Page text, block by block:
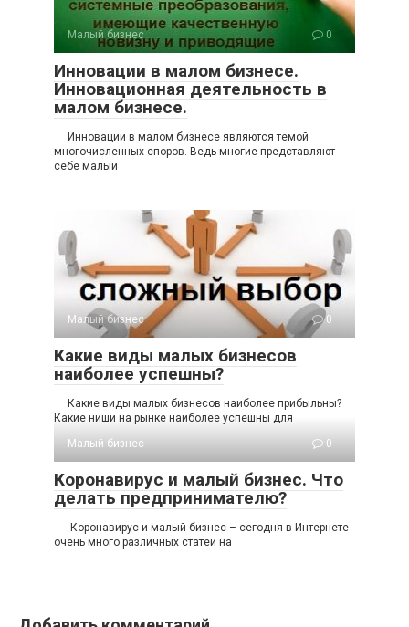
Малый бизнес 0
Инновации в малом бизнесе.
Инновационная деятельность в
малом бизнесе.
Инновации в малом бизнесе являются темой
многочисленных споров. Ведь многие представляют
себе малый
Малый бизнес 0
Какие виды малых бизнесов
наиболее успешны?
Какие виды малых бизнесов наиболее прибыльны?
Какие ниши на рынке наиболее успешны для
Малый бизнес
0
Коронавирус и малый бизнес. Что
делать предпринимателю?
Коронавирус и малый бизнес – сегодня в Интернете
очень много различных статей на